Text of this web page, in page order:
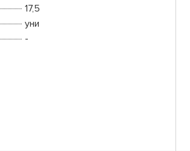
17,5
уни
-